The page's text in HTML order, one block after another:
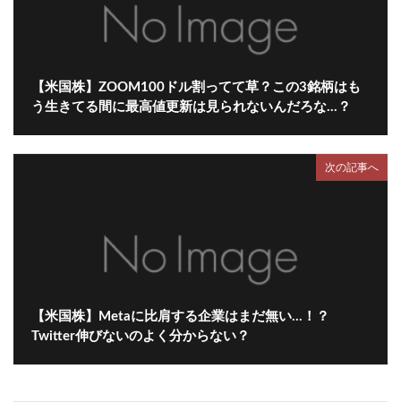
【米国株】ZOOM100ドル割ってて草？この3銘柄はも
う生きてる間に最高値更新は見られないんだろな…？
次の記事へ
【米国株】Metaに比肩する企業はまだ無い…！？
Twitter伸びないのよく分からない？